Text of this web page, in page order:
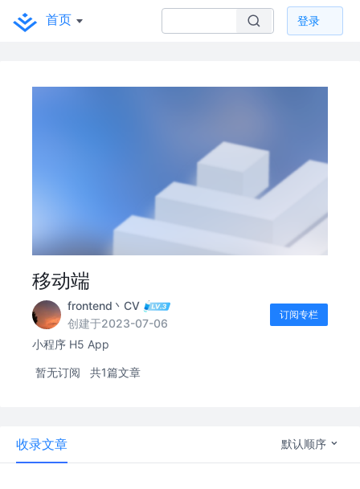
首页 登录
移动端
frontend丶CV
创建于2023-07-06
订阅专栏
小程序 H5 App
暂无订阅 共1篇文章
收录文章 默认顺序